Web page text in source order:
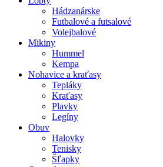
Hádzanárske
Futbalové a futsalové
Volejbalové
Mikiny
Hummel
Kempa
Nohavice a kraťasy
Tepláky
Kraťasy
Plavky
Legíny
Obuv
Halovky
Tenisky
Šľapky